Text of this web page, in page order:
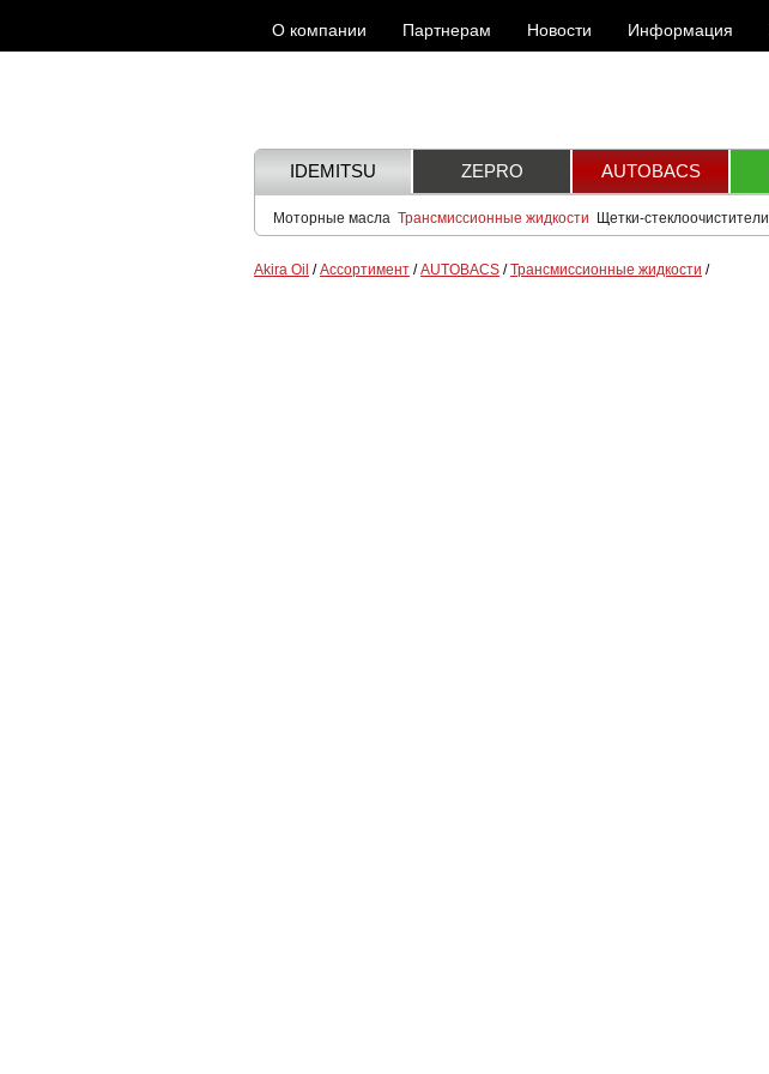
О компании Партнерам Новости Информация
IDEMITSU ZEPRO AUTOBACS
Моторные масла Трансмиссионные жидкости Щетки-стеклоочистители
Akira Oil /Ассортимент /AUTOBACS /Трансмиссионные жидкости /